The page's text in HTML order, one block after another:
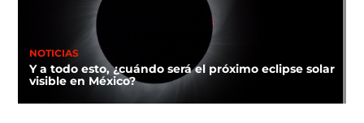
NOTICIAS
Y a todo esto, ¿cuándo será el próximo eclipse solar
visible en México?